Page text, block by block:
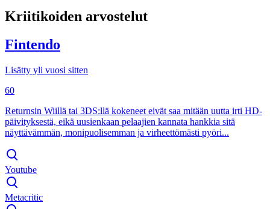
Kriitikoiden arvostelut
Fintendo
Lisätty yli vuosi sitten
60
Returnsin Wiillä tai 3DS:llä kokeneet eivät saa mitään uutta irti HD-
päivityksestä, eikä uusienkaan pelaajien kannata hankkia sitä
näyttävämmän, monipuolisemman ja virheettömästi pyöri...
Youtube
Metacritic